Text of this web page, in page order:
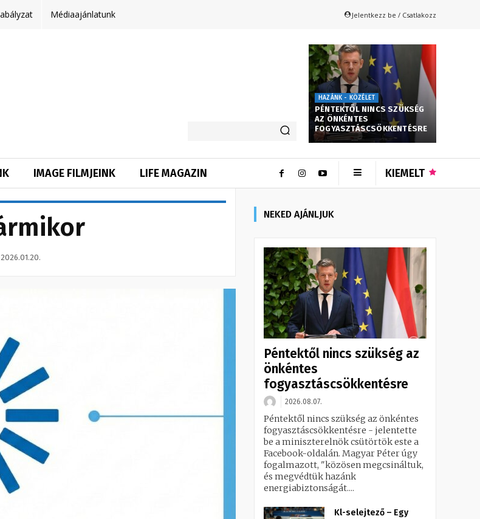
Médiaajánlatunk Jelentkezz be / Csatlakozz
HAZÁNK - KÖZÉLET
PÉNTEKTŐL NINCS SZÜKSÉG
AZ ÖNKÉNTES
FOGYASZTÁSCSÖKKENTÉSRE
IMAGE FILMJEINK LIFE MAGAZIN KIEMELT
2026.01.20.
NEKED AJÁNLJUK
Péntektől nincs szükség az
önkéntes
fogyasztáscsökkentésre
2026.08.07.
Péntektől nincs szükség az önkéntes
fogyasztáscsökkentésre - jelentette
be a miniszterelnök csütörtök este a
Facebook-oldalán. Magyar Péter úgy
fogalmazott, "közösen megcsináltuk,
és megvédtük hazánk
energiabiztonságát....
Kl-selejtező – Egy